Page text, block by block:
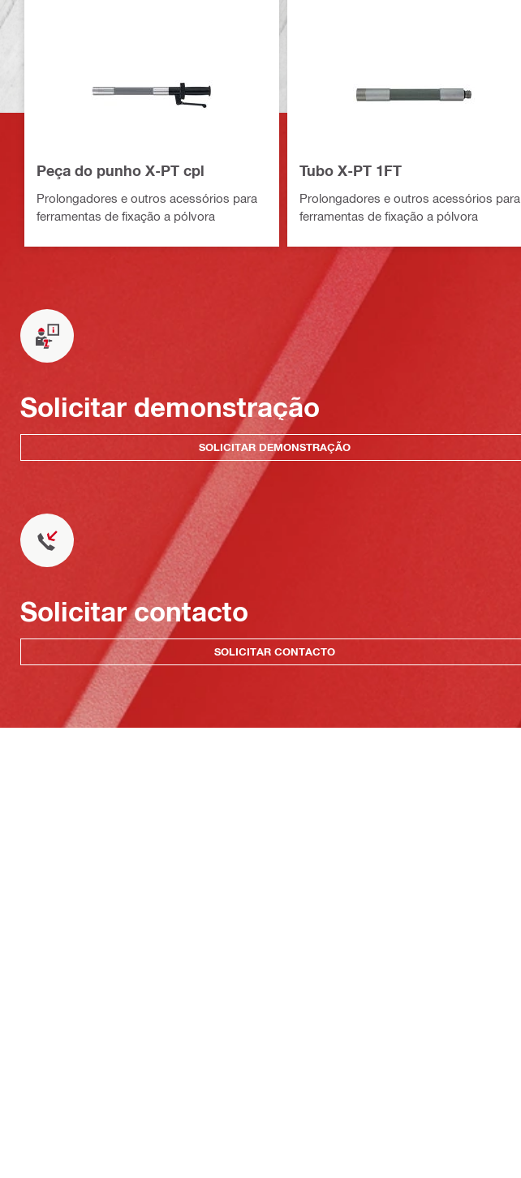
Peça do punho X-PT cpl
Prolongadores e outros acessórios para
ferramentas de fixação a pólvora
Tubo X-PT 1FT
Prolongadores e outros acessórios para
ferramentas de fixação a pólvora
Solicitar demonstração
SOLICITAR DEMONSTRAÇÃO
Solicitar contacto
SOLICITAR CONTACTO